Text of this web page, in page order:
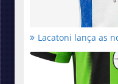
Lacatoni lança as